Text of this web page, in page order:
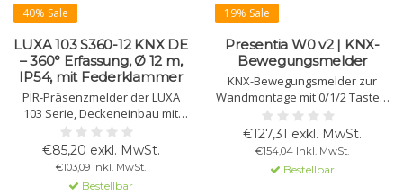
40% Sale
LUXA 103 S360-12 KNX DE
– 360° Erfassung, Ø 12 m,
IP54, mit Federklammer
PIR-Präsenzmelder der LUXA
103 Serie, Deckeneinbau mit
Feder, 360° Erfassung, Ø 12 m,
KNX, Licht- und Präsenzkanäle,
Lichtmessung,
Temperatursensor, IP54.
€85,20 exkl. MwSt.
€103,09 Inkl. MwSt.
Bestellbar
19% Sale
Presentia W0 v2 | KNX-
Bewegungsmelder
KNX-Bewegungsmelder zur
Wandmontage mit 0/1/2 Tasten,
einstellbarer Empfindlichkeit
und Beleuchtung. 180°
Erfassungswinkel, Reichweite
10 m. Kompatibel mit 55x55 mm
Rahmen.
€127,31 exkl. MwSt.
€154,04 Inkl. MwSt.
Bestellbar